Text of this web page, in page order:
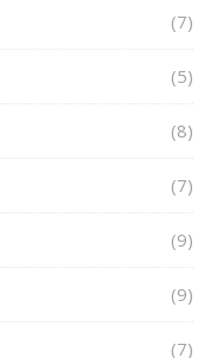
(7)
(5)
(8)
(7)
(9)
(9)
(7)